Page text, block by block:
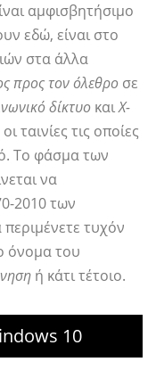
αμφισβητήσιμο
εδώ, είναι στο
στα άλλα
προς τον όλεθρο σε
δίκτυο καιX-
ταινίες τις οποίες
Το φάσμα των
να
2010 των
τυχόν
όνομα του
ή κάτι τέτοιο.
10